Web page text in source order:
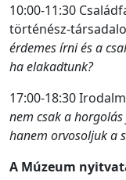
10:00-11:30
történész-
érdemes írni és a
ha elakadtunk?
17:00-18:30
nem csak a
hanem orvosoljuk a
A Múzeum